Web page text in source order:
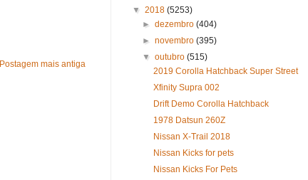
Postagem mais antiga
▼ 2018 (5253)
►dezembro(404)
►novembro(395)
▼outubro(515)
2019 Corolla Hatchback Super Street
Xfinity Supra 002
Drift Demo Corolla Hatchback
1978 Datsun 260Z
Nissan X-Trail 2018
Nissan Kicks for pets
Nissan Kicks For Pets